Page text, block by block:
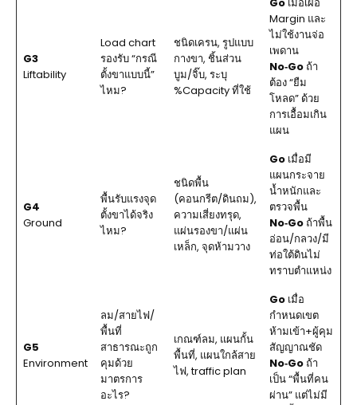
G3
Liftability
Load chart
รองรับ “กรณี
ตั้งขาแบบนี้”
ไหม?
ชนิดเครน, รูปแบบ
กางขา, ชิ้นส่วน
บูม/จิ๊บ, ระบุ
%Capacity ที่ใช้
Margin และ
ไม่ใช้งานจ่อ
เพดาน
No‑Go ถ้า
ต้อง “ยืม
โหลด” ด้วย
การเอื้อมเกิน
แผน
G4
Ground
พื้นรับแรงจุด
ตั้งขาได้จริง
ไหม?
ชนิดพื้น
(คอนกรีต/ดินถม),
ความเสี่ยงทรุด,
แผ่นรองขา/แผ่น
เหล็ก, จุดห้ามวาง
Go เมื่อมี
แผนกระจาย
น้ำหนักและ
ตรวจพื้น
No‑Go ถ้าพื้น
อ่อน/กลวง/มี
ท่อใต้ดินไม่
ทราบตำแหน่ง
G5
Environment
ลม/สายไฟ/
พื้นที่
สาธารณะถูก
คุมด้วย
มาตรการ
อะไร?
เกณฑ์ลม, แผนกั้น
พื้นที่, แผนใกล้สาย
ไฟ, traffic plan
Go เมื่อ
กำหนดเขต
ห้ามเข้า+ผู้คุม
สัญญาณชัด
No‑Go ถ้า
เป็น “พื้นที่คน
ผ่าน” แต่ไม่มี